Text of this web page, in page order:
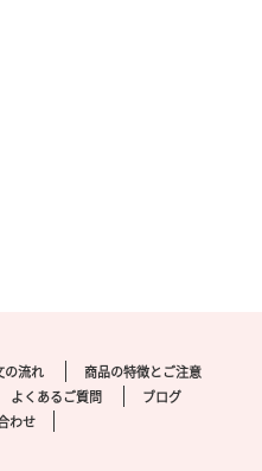
の流れ
商品の特徴とご注意
よくあるご質問
ブログ
わせ